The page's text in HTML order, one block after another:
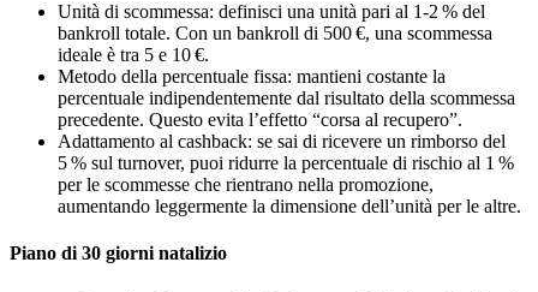
Unità di scommessa: definisci una unità pari al 1‑2 % del
bankroll totale. Con un bankroll di 500 €, una scommessa
ideale è tra 5 e 10 €.
Metodo della percentuale fissa: mantieni costante la
percentuale indipendentemente dal risultato della scommessa
precedente. Questo evita l’effetto “corsa al recupero”.
Adattamento al cashback: se sai di ricevere un rimborso del
5 % sul turnover, puoi ridurre la percentuale di rischio al 1 %
per le scommesse che rientrano nella promozione,
aumentando leggermente la dimensione dell’unità per le altre.
Piano di 30 giorni natalizio